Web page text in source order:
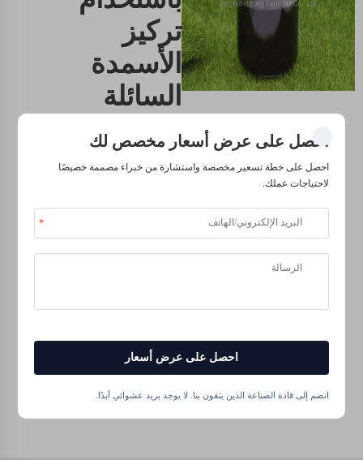
تركيز
الأسمدة
السائلة
تركز الأسمدة السائلة
تحسن من تربتك أيضًا.
تعيد الأمور الجيدة إلى
التربة، مما يثريها مع مرور
من الأسمدة السائلة،
أكثر، أصبحت أصحاء،
وبالتالي تكون بيئة ممتازة
لنمو نباتاتك.
احصل على عرض أسعار مخصص لك
احصل على خطة تسعير مخصصة واستشارة من خبراء مصممة خصيصًا
لاحتياجات عملك.
احصل على عرض أسعار
انضم إلى قادة الصناعة الذين يثقون بنا. لا يوجد بريد عشوائي أبدًا.